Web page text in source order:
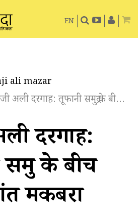
EN
दरगाह: तूफानी समुद्र के बीच बसा शांत मकबरा
दरगाह:
के बीच
मकबरा